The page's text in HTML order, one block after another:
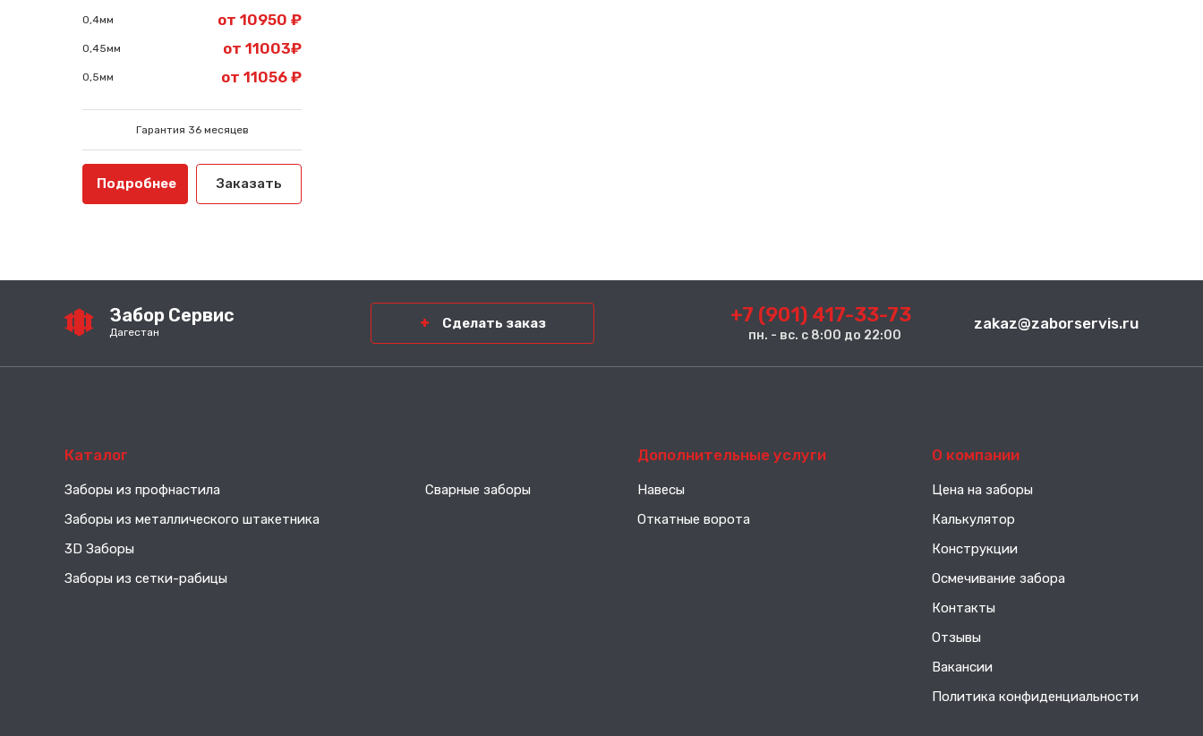
0,4мм от 10950 ₽
0,45мм от 11003₽
0,5мм от 11056 ₽
Гарантия 36 месяцев
Подробнее Заказать
Забор Сервис
Дагестан
Сделать заказ +7 (901) 417-33-73
пн. - вс. с 8:00 до 22:00
zakaz@zaborservis.ru
Каталог
Заборы из профнастила
Заборы из металлического штакетника
3D Заборы
Заборы из сетки-рабицы
Сварные заборы
Дополнительные услуги
Навесы
Откатные ворота
О компании
Цена на заборы
Калькулятор
Конструкции
Осмечивание забора
Контакты
Отзывы
Вакансии
Политика конфиденциальности